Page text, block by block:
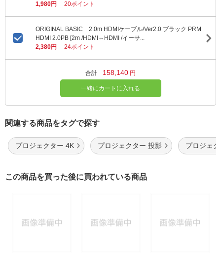
1,980円
20ポイント
ORIGINAL BASIC 2.0m HDMIケーブル/Ver2.0 ブラック PRM
HDMI 2.0PB [2m /HDMI⇔HDMI /イーサ...
2,380円
24ポイント
合計 158,140 円
一緒にカートに入れる
関連する商品をタグで探す
プロジェクター 4K プロジェクター 投影 プロジェ
この商品を買った後に買われている商品